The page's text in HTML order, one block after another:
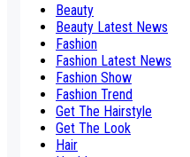
Beauty
Beauty Latest News
Fashion
Fashion Latest News
Fashion Show
Fashion Trend
Get The Hairstyle
Get The Look
Hair